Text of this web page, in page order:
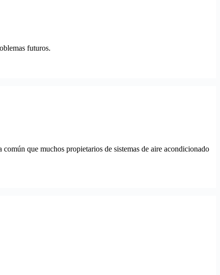
futuros.
que muchos propietarios de sistemas de aire acondicionado